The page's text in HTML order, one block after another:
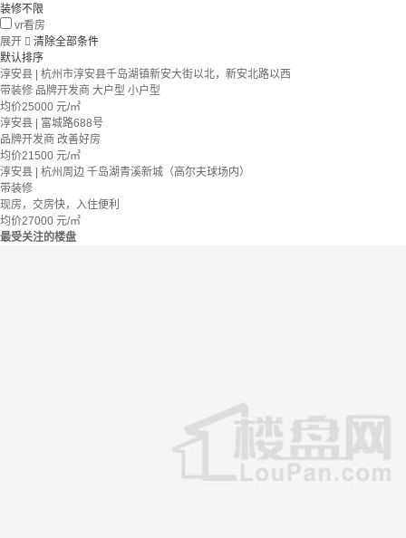
装修不限
vr看房
展开  清除全部条件
默认排序
淳安县 | 杭州市淳安县千岛湖镇新安大街以北，新安北路以西
带装修 品牌开发商 大户型 小户型
均价25000 元/㎡
淳安县 | 富城路688号
品牌开发商 改善好房
均价21500 元/㎡
淳安县 | 杭州周边 千岛湖青溪新城（高尔夫球场内）
带装修
现房，交房快，入住便利
均价27000 元/㎡
最受关注的楼盘